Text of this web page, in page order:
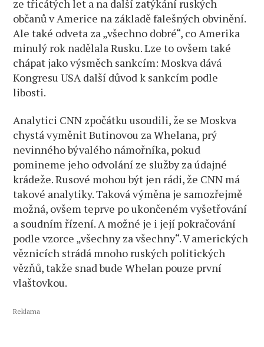
ze třicátých let a na další zatýkání ruských
občanů v Americe na základě falešných obvinění.
Ale také odveta za „všechno dobré“, co Amerika
minulý rok nadělala Rusku. Lze to ovšem také
chápat jako výsměch sankcím: Moskva dává
Kongresu USA další důvod k sankcím podle
libosti.
Analytici CNN zpočátku usoudili, že se Moskva
chystá vyměnit Butinovou za Whelana, prý
nevinného bývalého námořníka, pokud
pomineme jeho odvolání ze služby za údajné
krádeže. Rusové mohou být jen rádi, že CNN má
takové analytiky. Taková výměna je samozřejmě
možná, ovšem teprve po ukončeném vyšetřování
a soudním řízení. A možné je i její pokračování
podle vzorce „všechny za všechny“. V amerických
věznicích strádá mnoho ruských politických
vězňů, takže snad bude Whelan pouze první
vlaštovkou.
Reklama